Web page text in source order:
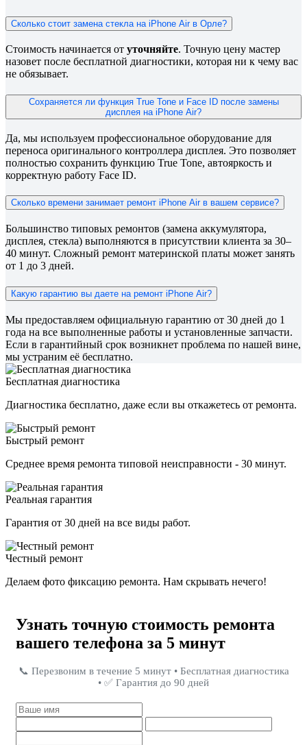
Сколько стоит замена стекла на iPhone Air в Орле?
Стоимость начинается от уточняйте. Точную цену мастер
назовет после бесплатной диагностики, которая ни к чему вас
не обязывает.
Сохраняется ли функция True Tone и Face ID после замены
дисплея на iPhone Air?
Да, мы используем профессиональное оборудование для
переноса оригинального контроллера дисплея. Это позволяет
полностью сохранить функцию True Tone, автояркость и
корректную работу Face ID.
Сколько времени занимает ремонт iPhone Air в вашем сервисе?
Большинство типовых ремонтов (замена аккумулятора,
дисплея, стекла) выполняются в присутствии клиента за 30–
40 минут. Сложный ремонт материнской платы может занять
от 1 до 3 дней.
Какую гарантию вы даете на ремонт iPhone Air?
Мы предоставляем официальную гарантию от 30 дней до 1
года на все выполненные работы и установленные запчасти.
Если в гарантийный срок возникнет проблема по нашей вине,
мы устраним её бесплатно.
Бесплатная диагностика
Диагностика бесплатно, даже если вы откажетесь от ремонта.
Быстрый ремонт
Среднее время ремонта типовой неисправности - 30 минут.
Реальная гарантия
Гарантия от 30 дней на все виды работ.
Честный ремонт
Делаем фото фиксацию ремонта. Нам скрывать нечего!
Узнать точную стоимость ремонта
вашего телефона за 5 минут
📞 Перезвоним в течение 5 минут • Бесплатная диагностика
• ✅ Гарантия до 90 дней